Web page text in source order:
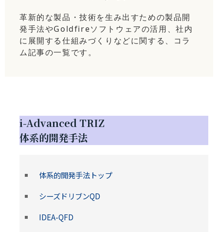
革新的な製品・技術を生み出すための製品開
発手法やGoldfireソフトウェアの活用、社内
に展開する仕組みづくりなどに関する、コラ
ム記事の一覧です。
i-Advanced TRIZ
体系的開発手法
体系的開発手法トップ
シーズドリブンQD
IDEA-QFD